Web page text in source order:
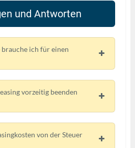
und Antworten
ich für einen
vorzeitig beenden
von der Steuer